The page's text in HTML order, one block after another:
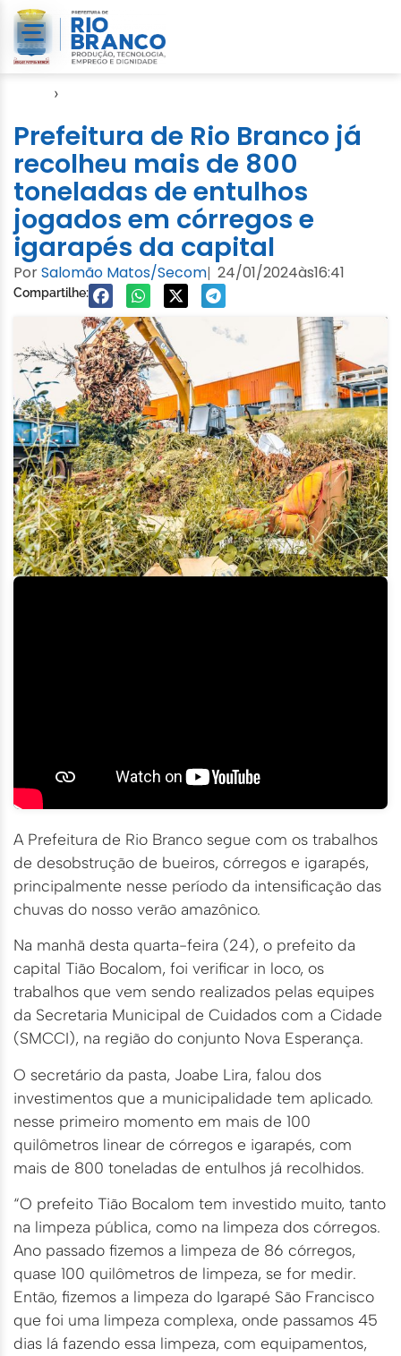
›
Prefeitura de Rio Branco já
recolheu mais de 800
toneladas de entulhos
jogados em córregos e
igarapés da capital
PorSalomão Matos/Secom| 24/01/2024às16:41
Compartilhe:
A Prefeitura de Rio Branco segue com os trabalhos
de desobstrução de bueiros, córregos e igarapés,
principalmente nesse período da intensificação das
chuvas do nosso verão amazônico.
Na manhã desta quarta-feira (24), o prefeito da
capital Tião Bocalom, foi verificar in loco, os
trabalhos que vem sendo realizados pelas equipes
da Secretaria Municipal de Cuidados com a Cidade
(SMCCI), na região do conjunto Nova Esperança.
O secretário da pasta, Joabe Lira, falou dos
investimentos que a municipalidade tem aplicado.
nesse primeiro momento em mais de 100
quilômetros linear de córregos e igarapés, com
mais de 800 toneladas de entulhos já recolhidos.
“O prefeito Tião Bocalom tem investido muito, tanto
na limpeza pública, como na limpeza dos córregos.
Ano passado fizemos a limpeza de 86 córregos,
quase 100 quilômetros de limpeza, se for medir.
Então, fizemos a limpeza do Igarapé São Francisco
que foi uma limpeza complexa, onde passamos 45
dias lá fazendo essa limpeza, com equipamentos,